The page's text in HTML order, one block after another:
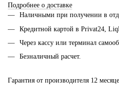
Подробнее о доставке
Наличными при получении в
Кредитной картой в Privat24,
Через кассу или терминал
Безналичный расчет.
Гарантия от производителя 12